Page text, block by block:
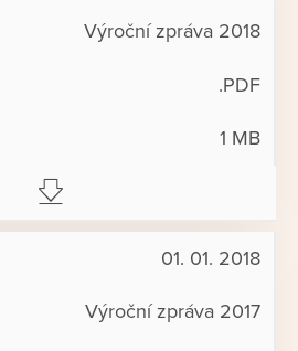
Výroční zpráva 2018
.PDF
1 MB
01. 01. 2018
Výroční zpráva 2017